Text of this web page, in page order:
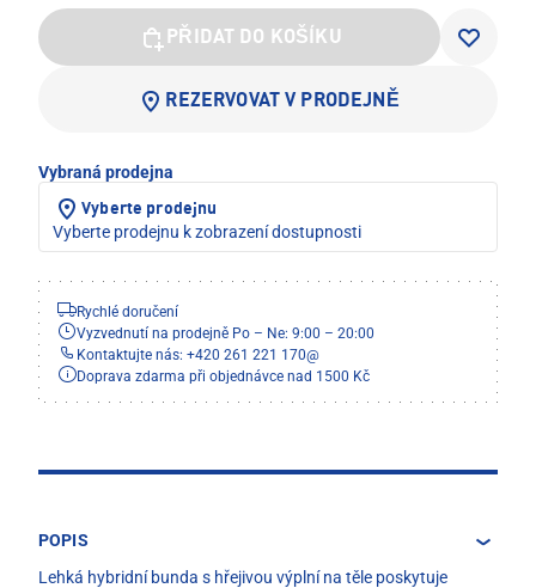
PŘIDAT DO KOŠÍKU
REZERVOVAT V PRODEJNĚ
Vybraná prodejna
Vyberte prodejnu
Vyberte prodejnu k zobrazení dostupnosti
Rychlé doručení
Vyzvednutí na prodejně Po – Ne: 9:00 – 20:00
Kontaktujte nás: +420 261 221 170@
Doprava zdarma při objednávce nad 1500 Kč
POPIS
Lehká hybridní bunda s hřejivou výplní na těle poskytuje